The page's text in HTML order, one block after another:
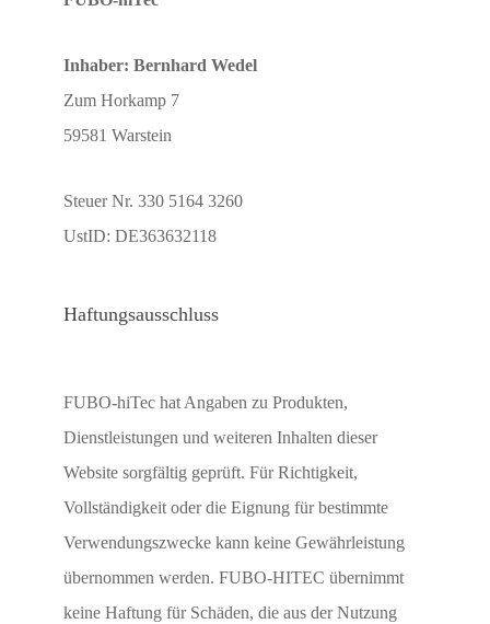
Inhaber: Bernhard Wedel
Zum Horkamp 7
59581 Warstein
Steuer Nr. 330 5164 3260
UstID: DE363632118
Haftungsausschluss
FUBO-hiTec hat Angaben zu Produkten,
Dienstleistungen und weiteren Inhalten dieser
Website sorgfältig geprüft. Für Richtigkeit,
Vollständigkeit oder die Eignung für bestimmte
Verwendungszwecke kann keine Gewährleistung
übernommen werden. FUBO-HITEC übernimmt
keine Haftung für Schäden, die aus der Nutzung